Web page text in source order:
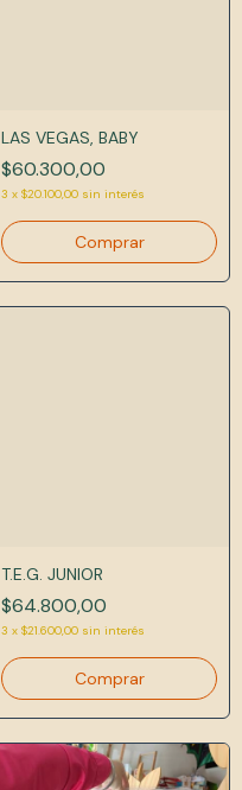
LAS VEGAS, BABY
$60.300,00
3 x $20.100,00 sin interés
T.E.G. JUNIOR
$64.800,00
3 x $21.600,00 sin interés